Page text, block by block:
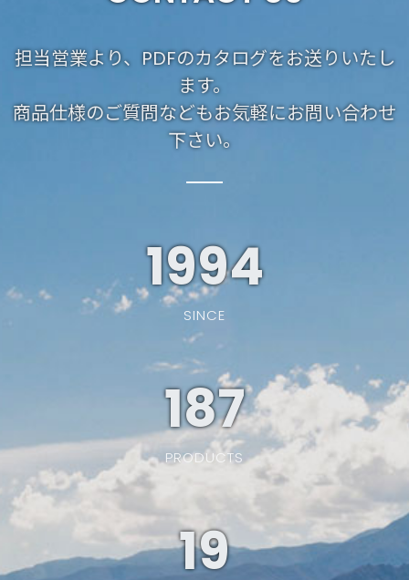
担当営業より、PDFのカタログをお送りいたし
ます。
商品仕様のご質問などもお気軽にお問い合わせ
下さい。
1994
SINCE
187
PRODUCTS
19